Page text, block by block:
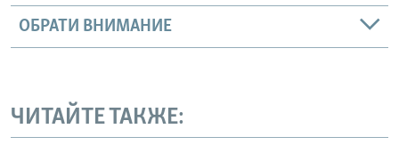
ОБРАТИ ВНИМАНИЕ
ЧИТАЙТЕ ТАКЖЕ: